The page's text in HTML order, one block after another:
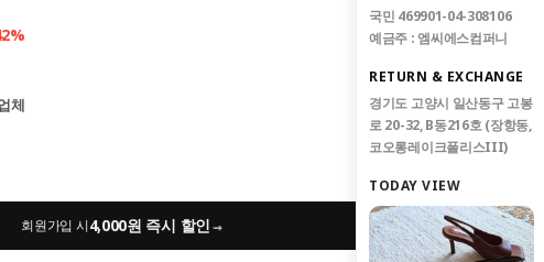
국민 469901-04-308106
예금주 : 엠씨에스컴퍼니
RETURN & EXCHANGE
경기도 고양시 일산동구 고봉
로 20-32, B동216호 (장항동,
코오롱레이크폴리스III)
TODAY VIEW
체
회원가입 시4,000원 즉시 할인 →